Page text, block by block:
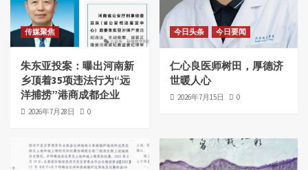
传媒聚焦
朱东亚投案：曝出河南新
乡顶着35项违法行为“远
洋捕捞”港商成都企业
2026年7月28日 0
今日头条 今日要闻
仁心良医师树田，厚德济
世暖人心
2026年7月15日 0